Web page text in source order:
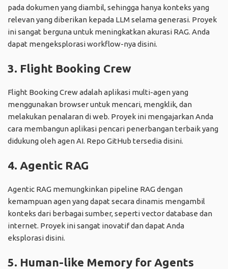
pada dokumen yang diambil, sehingga hanya konteks yang
relevan yang diberikan kepada LLM selama generasi. Proyek
ini sangat berguna untuk meningkatkan akurasi RAG. Anda
dapat mengeksplorasi workflow-nyadisini.
3. Flight Booking Crew
Flight Booking Crew adalah aplikasi multi-agen yang
menggunakan browser untuk mencari, mengklik, dan
melakukan penalaran di web. Proyek ini mengajarkan Anda
cara membangun aplikasi pencari penerbangan terbaik yang
didukung oleh agen AI. Repo GitHub tersediadisini.
4. Agentic RAG
Agentic RAG memungkinkan pipeline RAG dengan
kemampuan agen yang dapat secara dinamis mengambil
konteks dari berbagai sumber, seperti vector database dan
internet. Proyek ini sangat inovatif dan dapat Anda
eksplorasidisini.
5. Human-like Memory for Agents